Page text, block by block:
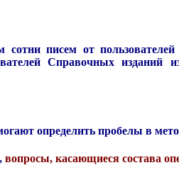
писем от
Справочных
определить пробелы в
вопросы, касающиеся состава